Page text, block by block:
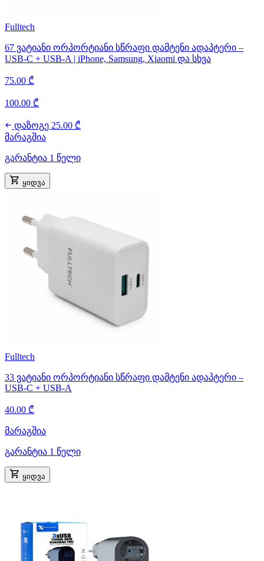
Fulltech
67 ვატიანი ორპორტიანი სწრაფი დამტენი ადაპტერი –
USB-C + USB-A | iPhone, Samsung, Xiaomi და სხვა
75.00 ₾
100.00 ₾
დაზოგე 25.00 ₾
მარაგშია
გარანტია 1 წელი
ყიდვა
Fulltech
33 ვატიანი ორპორტიანი სწრაფი დამტენი ადაპტერი –
USB-C + USB-A
40.00 ₾
მარაგშია
გარანტია 1 წელი
ყიდვა